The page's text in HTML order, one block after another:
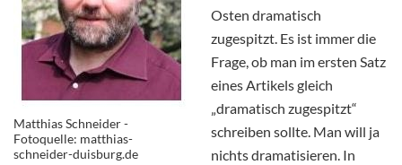
Matthias Schneider -
Fotoquelle: matthias-
schneider-duisburg.de
Osten dramatisch
zugespitzt. Es ist immer die
Frage, ob man im ersten Satz
eines Artikels gleich
„dramatisch zugespitzt“
schreiben sollte. Man will ja
nichts dramatisieren. In